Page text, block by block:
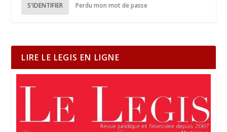
S'IDENTIFIER Perdu mon mot de passe
LIRE LE LEGIS EN LIGNE